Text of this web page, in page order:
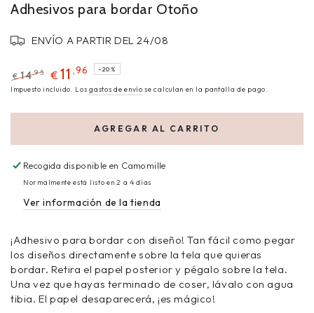
Adhesivos para bordar Otoño
ENVÍO A PARTIR DEL 24/08
€ 14,95 € 11 ,96 –20%
Impuesto incluido. Losgastos de envío se calculan en la pantalla de pago.
AGREGAR AL CARRITO
Recogida disponible en Camomille
Normalmente está listo en 2 a 4 días
Ver información de la tienda
¡Adhesivo para bordar con diseño! Tan fácil como pegar
los diseños directamente sobre la tela que quieras
bordar. Retira el papel posterior y pégalo sobre la tela.
Una vez que hayas terminado de coser, lávalo con agua
tibia. El papel desaparecerá, ¡es mágico!